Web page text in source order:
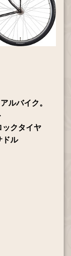
ルバイク。
ックタイヤ
ドル